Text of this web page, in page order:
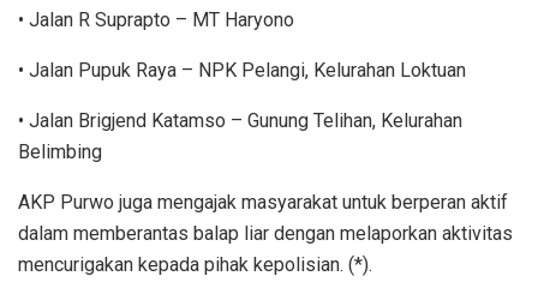
• Jalan R Suprapto – MT Haryono
• Jalan Pupuk Raya – NPK Pelangi, Kelurahan Loktuan
• Jalan Brigjend Katamso – Gunung Telihan, Kelurahan
Belimbing
AKP Purwo juga mengajak masyarakat untuk berperan aktif
dalam memberantas balap liar dengan melaporkan aktivitas
mencurigakan kepada pihak kepolisian. (*).